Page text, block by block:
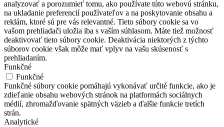
analyzovať a porozumieť tomu, ako používate túto webovú stránku,
na ukladanie preferencií používateľov a na poskytovanie obsahu a
reklám, ktoré sú pre vás relevantné. Tieto súbory cookie sa vo
vašom prehliadači uložia iba s vaším súhlasom. Máte tiež možnosť
deaktivovať tieto súbory cookie. Deaktivácia niektorých z týchto
súborov cookie však môže mať vplyv na vašu skúsenosť s
prehliadaním.
Funkčné
Funkčné
Funkčné súbory cookie pomáhajú vykonávať určité funkcie, ako je
zdieľanie obsahu webových stránok na platformách sociálnych
médií, zhromažďovanie spätných väzieb a ďalšie funkcie tretích
strán.
Analytické